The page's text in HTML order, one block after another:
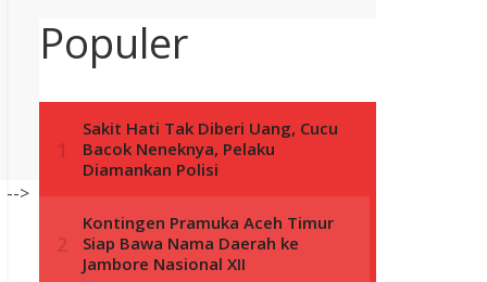
Populer
-->